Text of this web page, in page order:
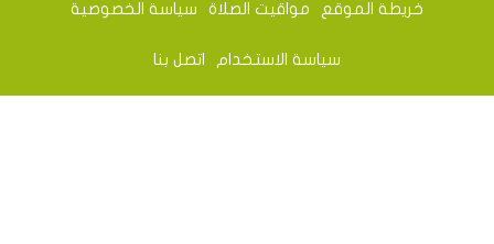
خريطة الموقع مواقيت الصلاة سياسة الخصوصية
سياسة الاستخدام اتصل بنا